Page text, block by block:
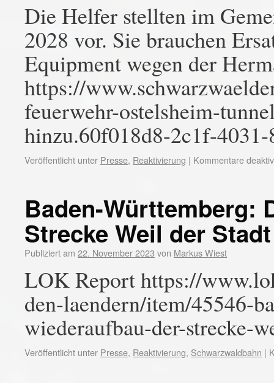
Die Helfer stellten im
2028 vor. Sie brauchen
Equipment wegen der
https://
feuerwehr-ostelsheim-
hinzu.60f018d8-2c1f-
Veröffentlicht unter Presse, Reaktivierung | Kommentare
Baden-Württemberg:
Strecke Weil der
Publiziert am 22. November 2023 von Markus Wiest
LOK Report https://
den-laendern/item/45546-
wiederaufbau-der-strecke-
Veröffentlicht unter Presse, Reaktivierung, Schwarzwaldbahn |